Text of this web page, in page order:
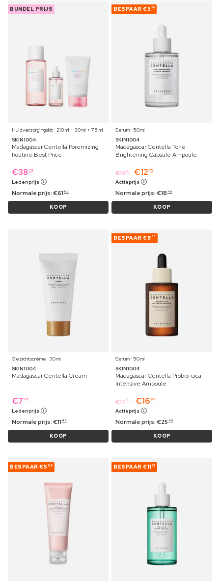
BUNDEL PRIJS
Huidverzorgingskit ⋅ 210 ml + 30 ml + 75 ml
SKIN1004
Madagascar Centella Poremizing
Routine Best Price
€38 29
Ledenprijs
Normale prijs:€61 69
KOOP
BESPAAR €5 70
Serum ⋅ 50 ml
SKIN1004
Madagascar Centella Tone
Brightening Capsule Ampoule
€1319 €12 79
Actieprijs
Normale prijs:€18 49
KOOP
Gezichtscrème ⋅ 30 ml
SKIN1004
Madagascar Centella Cream
€7 79
Ledenprijs
Normale prijs:€11 49
KOOP
BESPAAR €8 62
Serum ⋅ 50 ml
SKIN1004
Madagascar Centella Probio-cica
Intensive Ampoule
€1739 €16 87
Actieprijs
Normale prijs:€25 49
KOOP
BESPAAR €5 68 BESPAAR €11 21